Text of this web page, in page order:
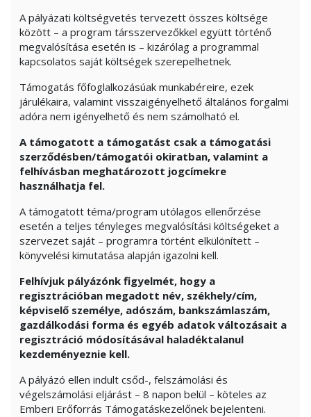
A pályázati költségvetés tervezett összes költsége
között – a program társszervezőkkel együtt történő
megvalósítása esetén is – kizárólag a programmal
kapcsolatos saját költségek szerepelhetnek.
Támogatás főfoglalkozásúak munkabéreire, ezek
járulékaira, valamint visszaigényelhető általános forgalmi
adóra nem igényelhető és nem számolható el.
A támogatott a támogatást csak a támogatási
szerződésben/támogatói okiratban, valamint a
felhívásban meghatározott jogcímekre
használhatja fel.
A támogatott téma/program utólagos ellenőrzése
esetén a teljes tényleges megvalósítási költségeket a
szervezet saját – programra történt elkülönített –
könyvelési kimutatása alapján igazolni kell.
Felhívjuk pályázónk figyelmét, hogy a
regisztrációban megadott név, székhely/cím,
képviselő személye, adószám, bankszámlaszám,
gazdálkodási forma és egyéb adatok változásait a
regisztráció módosításával haladéktalanul
kezdeményeznie kell.
A pályázó ellen indult csőd-, felszámolási és
végelszámolási eljárást – 8 napon belül – köteles az
Emberi Erőforrás Támogatáskezelőnek bejelenteni.